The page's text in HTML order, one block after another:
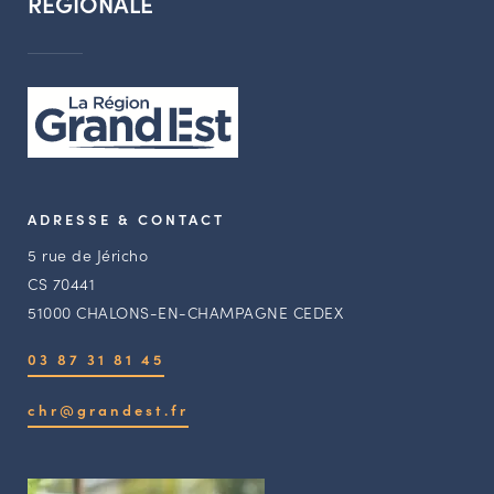
ADRESSE & CONTACT
5 rue de Jéricho
CS 70441
51000 CHALONS-EN-CHAMPAGNE CEDEX
03 87 31 81 45
chr@grandest.fr